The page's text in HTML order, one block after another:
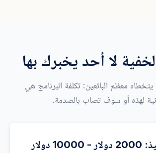
لا أحد يخبرك بها
معظم البائعين: تكلفة البرنامج هي
لهذه أو سوف تصاب بالصدمة.
دولار